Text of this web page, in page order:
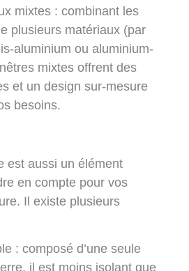
mixtes : combinant les
plusieurs matériaux (par
aluminium ou aluminium-
mixtes offrent des
et un design sur-mesure
besoins.
est aussi un élément
en compte pour vos
Il existe plusieurs
: composé d’une seule
il est moins isolant que